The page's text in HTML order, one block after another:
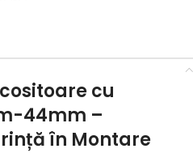
cu
44mm –
în Montare